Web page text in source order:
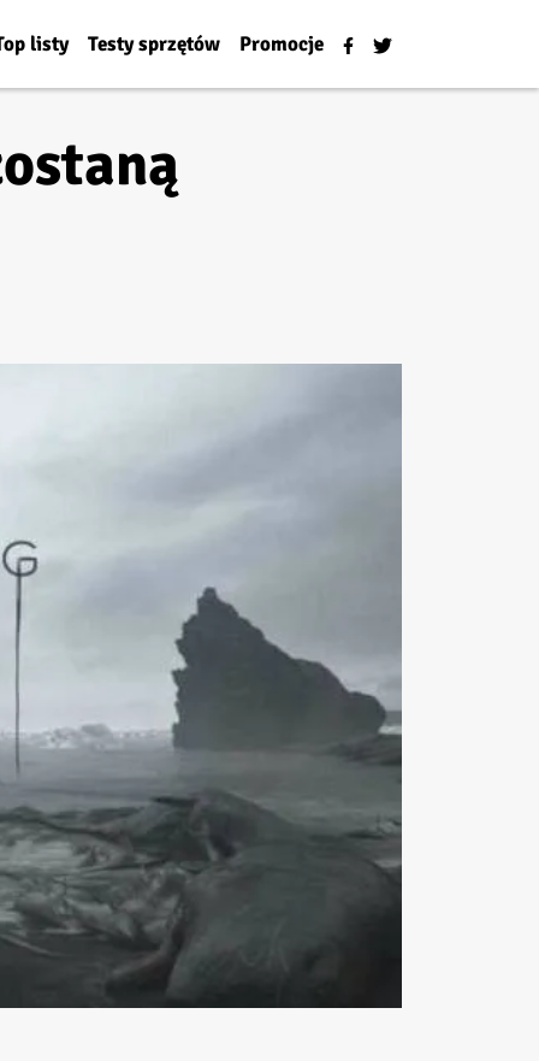
listy Testy sprzętów Promocje